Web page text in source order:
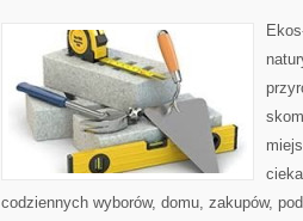
codziennych wyborów, domu, zakupów,